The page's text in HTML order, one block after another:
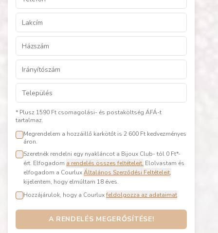
* Plusz 1590 Ft csomagolási- és postaköltség ÁFÁ-t
tartalmaz.
Megrendelem a hozzáillő karkötőt is 2 600 Ft kedvezményes
áron.
Szeretnék rendelni egy nyakláncot a Bijoux Club- tól 0 Ft*-
ért. Elfogadom a rendelés összes feltételeit. Elolvastam és
elfogadom a CourluxÁltalános Szerződési Feltételeit,
kijelentem, hogy elmúltam 18 éves.
Hozzájárulok, hogy a Courluxfeldolgozza az adataimat
A RENDELÉS MEGERŐSÍTÉSE!